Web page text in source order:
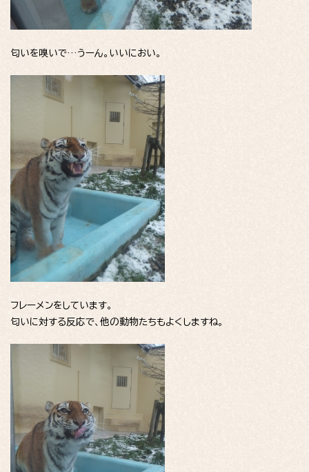
匂いを嗅いで…うーん。いいにおい。
フレーメンをしています。
匂いに対する反応で、他の動物たちもよくしますね。